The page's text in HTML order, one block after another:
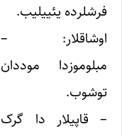
فرشلرده یئییلیب.
اوشاقلار: –
مبلوموزدا موددان
توشوب.
– قاپیلار دا گرک